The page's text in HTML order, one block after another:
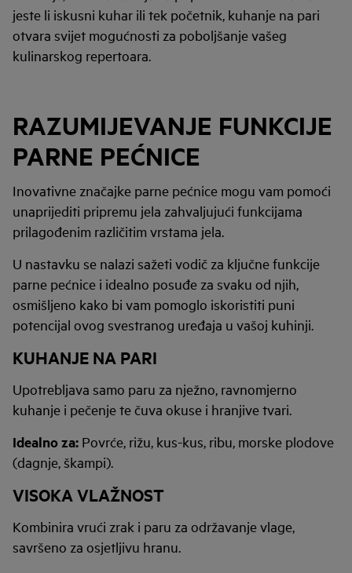
jeste li iskusni kuhar ili tek početnik, kuhanje na pari
otvara svijet mogućnosti za poboljšanje vašeg
kulinarskog repertoara.
RAZUMIJEVANJE FUNKCIJE
PARNE PEĆNICE
Inovativne značajke parne pećnice mogu vam pomoći
unaprijediti pripremu jela zahvaljujući funkcijama
prilagođenim različitim vrstama jela.
U nastavku se nalazi sažeti vodič za ključne funkcije
parne pećnice i idealno posuđe za svaku od njih,
osmišljeno kako bi vam pomoglo iskoristiti puni
potencijal ovog svestranog uređaja u vašoj kuhinji.
KUHANJE NA PARI
Upotrebljava samo paru za nježno, ravnomjerno
kuhanje i pečenje te čuva okuse i hranjive tvari.
Idealno za: Povrće, rižu, kus-kus, ribu, morske plodove
(dagnje, škampi).
VISOKA VLAŽNOST
Kombinira vrući zrak i paru za održavanje vlage,
savršeno za osjetljivu hranu.